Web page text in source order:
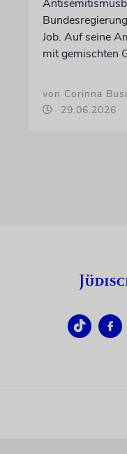
Job. Auf seine
mit gemischten
von Corinna
29.06.2026